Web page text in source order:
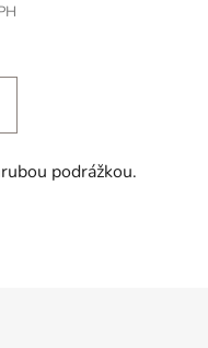
podrážkou.